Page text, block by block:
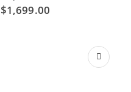
$1,699.00